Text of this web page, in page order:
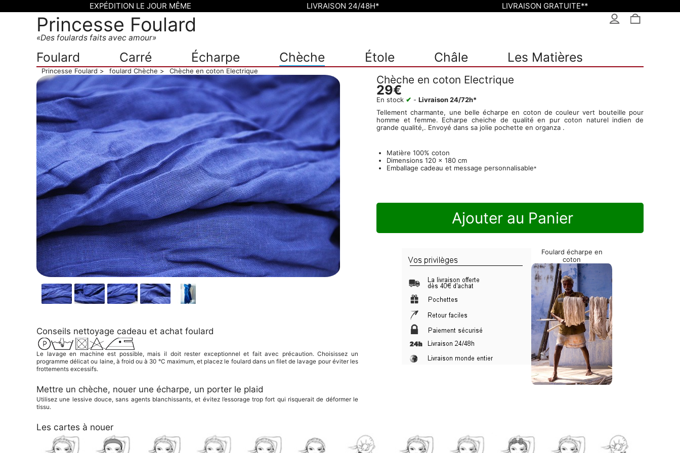
Princesse Foulard
Des foulards faits avec amour
Foulard Carré Écharpe Chèche Étole Châle Les Matières
Princesse Foulard foulard Chèche Chèche en coton Electrique
Chèche en coton Electrique
29€
En stock ✔ - Livraison 24/72h*
Tellement charmante, une belle écharpe en coton de couleur vert bouteille pour
homme et femme. Echarpe cheiche de qualité en pur coton naturel indien de
grande qualité,. Envoyé dans sa jolie pochette en organza .
Matière 100% coton
Dimensions 120 x 180 cm
Emballage cadeau et message personnalisable*
Ajouter au Panier
Conseils nettoyage cadeau et achat foulard
Le lavage en machine est possible, mais il doit rester exceptionnel et fait avec précaution. Choisissez un
programme délicat ou laine, à froid ou à 30 °C maximum, et placez le foulard dans un filet de lavage pour éviter les
frottements excessifs.
Mettre un chèche, nouer une écharpe, un porter le plaid
Utilisez une lessive douce, sans agents blanchissants, et évitez l’essorage trop fort qui risquerait de déformer le
tissu.
Foulard écharpe en
coton
Les cartes à nouer
EXPÉDITION LE JOUR MÊME LIVRAISON 24/48H* LIVRAISON GRATUITE**